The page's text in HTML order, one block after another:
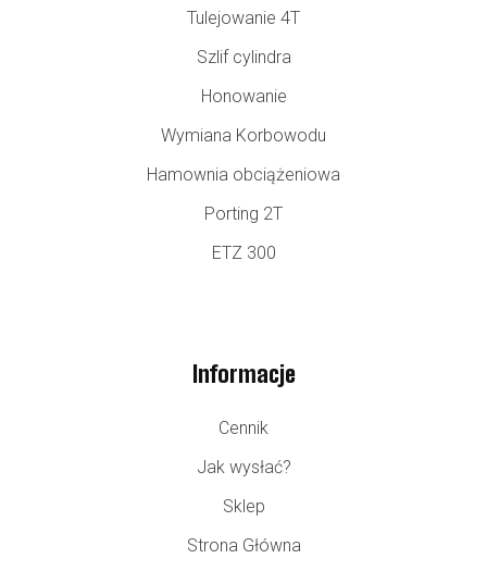
Tulejowanie 4T
Szlif cylindra
Honowanie
Wymiana Korbowodu
Hamownia obciążeniowa
Porting 2T
ETZ 300
Informacje
Cennik
Jak wysłać?
Sklep
Strona Główna